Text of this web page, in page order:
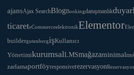
ajansAjax SearchBlogBookingdanışmanlık
ticareteCommerceelektronikElementor
buildergutenbergişKullanıcı
YönetimikurumsalLMSmağazaminimal
zarlamaportföyresponsiverezervasyon